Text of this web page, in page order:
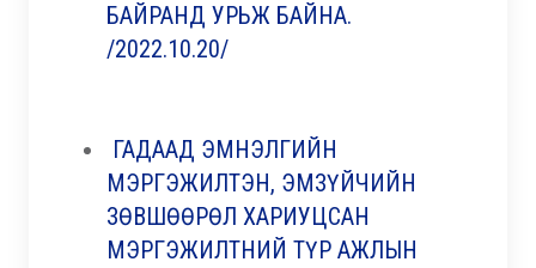
БАЙРАНД УРЬЖ БАЙНА.
/2022.10.20/
ГАДААД ЭМНЭЛГИЙН
МЭРГЭЖИЛТЭН, ЭМЗҮЙЧИЙН
ЗӨВШӨӨРӨЛ ХАРИУЦСАН
МЭРГЭЖИЛТНИЙ ТҮР АЖЛЫН